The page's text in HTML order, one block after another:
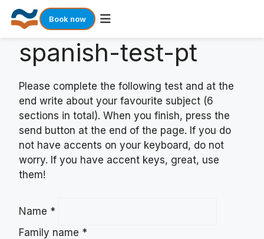
Book now
spanish-test-pt
Please complete the following test and at the
end write about your favourite subject (6
sections in total). When you finish, press the
send button at the end of the page. If you do
not have accents on your keyboard, do not
worry. If you have accent keys, great, use
them!
Name *
Family name *